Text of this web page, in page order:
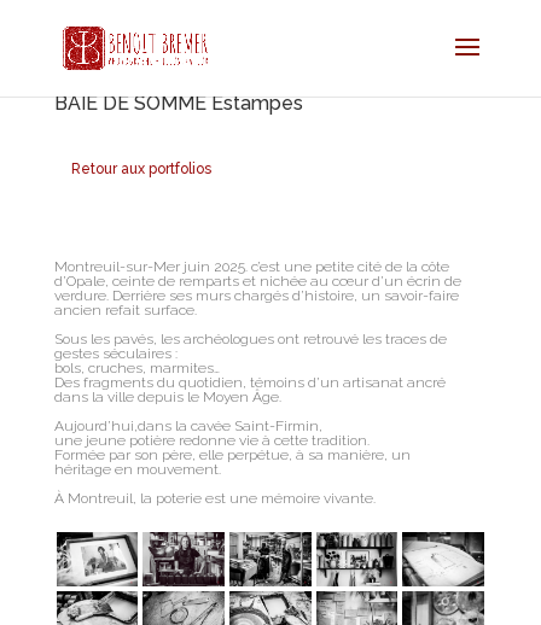
BAIE DE SOMME Estampes
Retour aux portfolios
Montreuil-sur-Mer juin 2025. c’est une petite cité de la côte
d’Opale, ceinte de remparts et nichée au cœur d’un écrin de
verdure. Derrière ses murs chargés d’histoire, un savoir-faire
ancien refait surface.
Sous les pavés, les archéologues ont retrouvé les traces de
gestes séculaires :
bols, cruches, marmites…
Des fragments du quotidien, témoins d’un artisanat ancré
dans la ville depuis le Moyen Âge.
Aujourd’hui,dans la cavée Saint-Firmin,
une jeune potière redonne vie à cette tradition.
Formée par son père, elle perpétue, à sa manière, un
héritage en mouvement.
À Montreuil, la poterie est une mémoire vivante.